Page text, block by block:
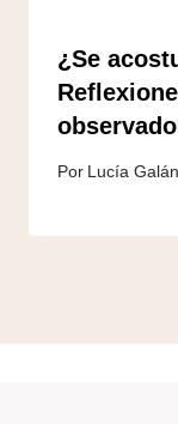
¿Se
Por Lucía